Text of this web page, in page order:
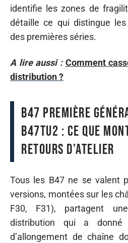
identifie les zones de
détaille ce qui distingue
des premières séries.
A lire aussi : Comment
distribution ?
B47 première
B47TU2 : ce que
retours d’atelier
Tous les B47 ne se valent
versions, montées sur les
F30, F31), partagent
distribution qui a
d’allongement de chaîne